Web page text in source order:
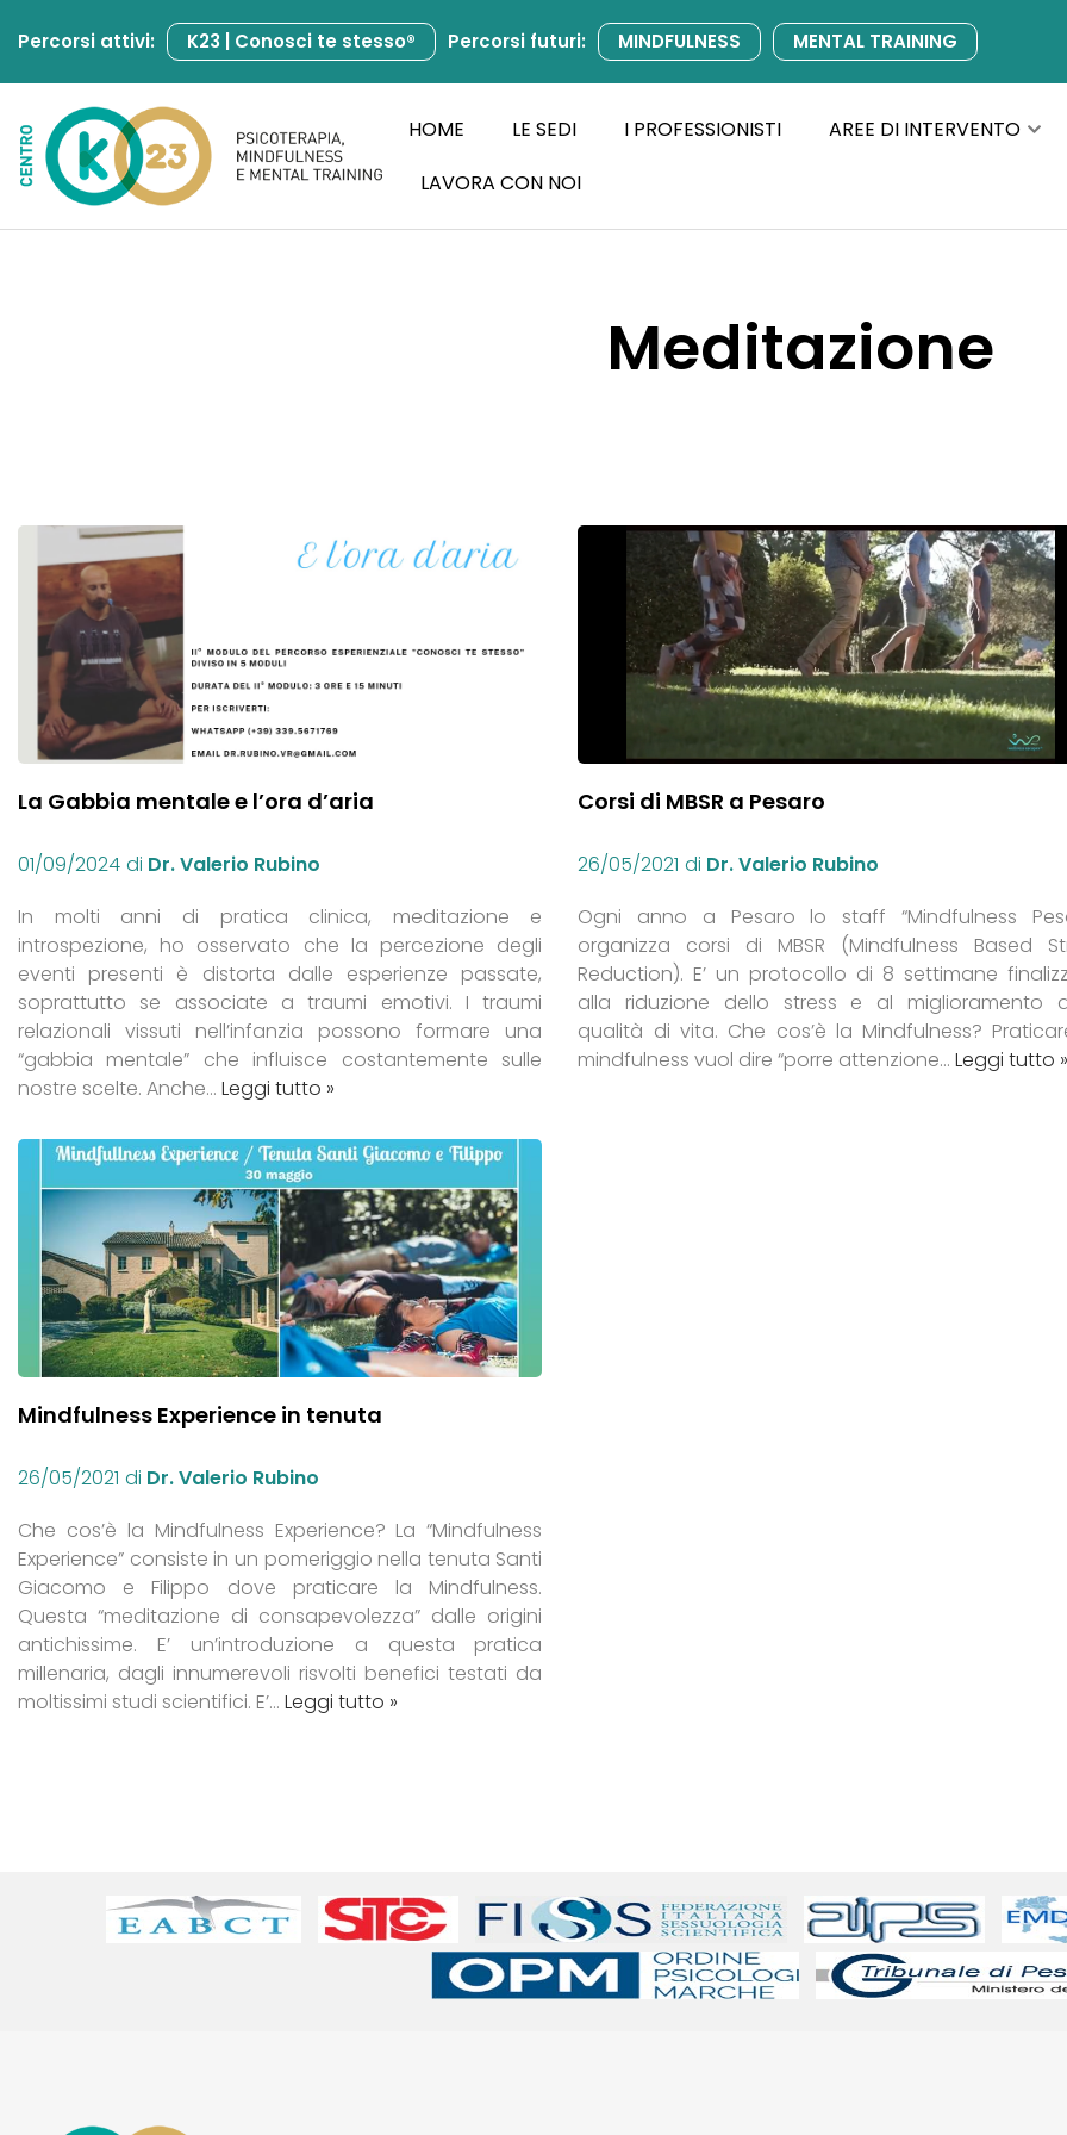
al
contenuto
Percorsi attivi: K23 | Conosci te stesso® Percorsi futuri: MINDFULNESS MENTAL TRAINING
HOME LE SEDI I PROFESSIONISTI AREE DI INTERVENTO
LAVORA CON NOI
Meditazione
La Gabbia mentale e l’ora d’aria
01/09/2024 di Dr. Valerio Rubino
In molti anni di pratica clinica, meditazione e
introspezione, ho osservato che la percezione degli
eventi presenti è distorta dalle esperienze passate,
soprattutto se associate a traumi emotivi. I traumi
relazionali vissuti nell’infanzia possono formare una
“gabbia mentale” che influisce costantemente sulle
nostre scelte. Anche… Leggi tutto »
Corsi di MBSR a Pesaro
26/05/2021 di Dr. Valerio Rubino
Ogni anno a Pesaro lo staff “Mindfulness
organizza corsi di MBSR (Mindfulness Based
Reduction). E’ un protocollo di 8 settimane
alla riduzione dello stress e al miglioramento
qualità di vita. Che cos’è la Mindfulness?
mindfulness vuol dire “porre attenzione…Leggi tutto »
Mindfulness Experience in tenuta
26/05/2021 di Dr. Valerio Rubino
Che cos’è la Mindfulness Experience? La “Mindfulness
Experience” consiste in un pomeriggio nella tenuta Santi
Giacomo e Filippo dove praticare la Mindfulness.
Questa “meditazione di consapevolezza” dalle origini
antichissime. E’ un’introduzione a questa pratica
millenaria, dagli innumerevoli risvolti benefici testati da
moltissimi studi scientifici. E’… Leggi tutto »